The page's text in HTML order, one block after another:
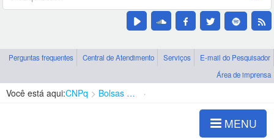
Perguntas frequentes Central de Atendimento Serviços
E-mail do Pesquisador
Área de imprensa
Você está aqui:CNPq Bolsas e Auxílios Vigentes
MENU